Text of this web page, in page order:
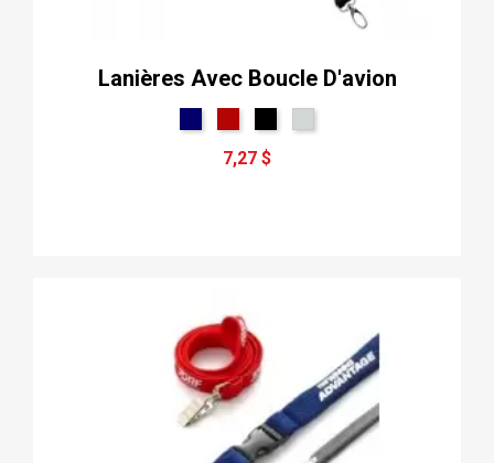
Lanières Avec Boucle D'avion
7,27 $